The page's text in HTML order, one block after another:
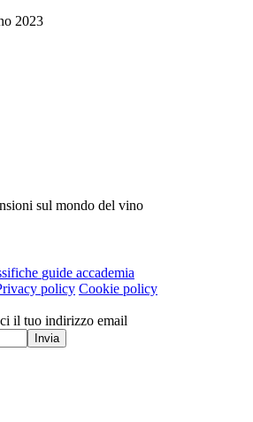
2023
sul mondo del vino
guide accademia
policy Cookie policy
il tuo indirizzo email
Invia